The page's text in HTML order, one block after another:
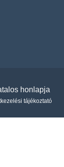
honlapja
tájékoztató